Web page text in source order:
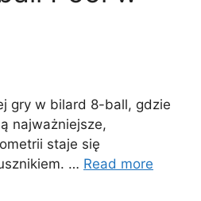
gry w bilard 8-ball, gdzie
najważniejsze,
staje się
… Read more